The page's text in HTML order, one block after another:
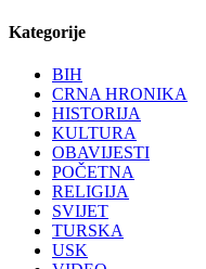
Kategorije
BIH
CRNA HRONIKA
HISTORIJA
KULTURA
OBAVIJESTI
POČETNA
RELIGIJA
SVIJET
TURSKA
USK